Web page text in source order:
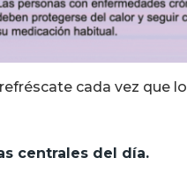
cada vez que lo
centrales del día.